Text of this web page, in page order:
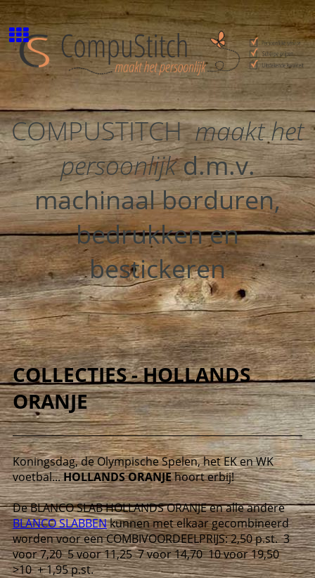
COMPUSTITCHmaakt het
persoonlijkd.m.v.
machinaal borduren,
bedrukken en
bestickeren
COLLECTIES - HOLLANDS
ORANJE
Koningsdag, de Olympische Spelen, het EK en WK
voetbal...HOLLANDS ORANJEhoort erbij!
De BLANCO SLAB HOLLANDS ORANJE en alle andere
BLANCO SLABBENkunnen met elkaar gecombineerd
worden voor een COMBIVOORDEELPRIJS:2,50 p.st. 3
voor 7,20 5 voor 11,25 7 voor 14,70 10 voor 19,50
>10 + 1,95 p.st.